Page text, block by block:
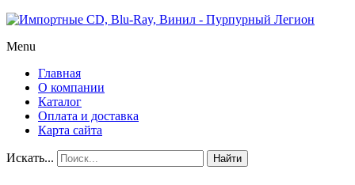
Menu
Главная
О компании
Каталог
Оплата и доставка
Карта сайта
Искать... Найти